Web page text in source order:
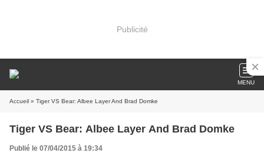
Publicité
MENU
Accueil » Tiger VS Bear: Albee Layer And Brad Domke
Tiger VS Bear: Albee Layer And Brad Domke
Publié le 07/04/2015 à 19:34